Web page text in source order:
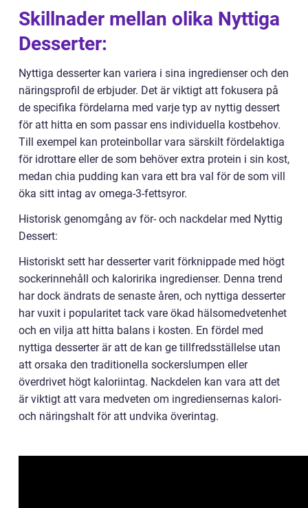
Skillnader mellan olika Nyttiga
Desserter:
Nyttiga desserter kan variera i sina ingredienser och den
näringsprofil de erbjuder. Det är viktigt att fokusera på
de specifika fördelarna med varje typ av nyttig dessert
för att hitta en som passar ens individuella kostbehov.
Till exempel kan proteinbollar vara särskilt fördelaktiga
för idrottare eller de som behöver extra protein i sin kost,
medan chia pudding kan vara ett bra val för de som vill
öka sitt intag av omega-3-fettsyror.
Historisk genomgång av för- och nackdelar med Nyttig
Dessert:
Historiskt sett har desserter varit förknippade med högt
sockerinnehåll och kaloririka ingredienser. Denna trend
har dock ändrats de senaste åren, och nyttiga desserter
har vuxit i popularitet tack vare ökad hälsomedvetenhet
och en vilja att hitta balans i kosten. En fördel med
nyttiga desserter är att de kan ge tillfredsställelse utan
att orsaka den traditionella sockerslumpen eller
överdrivet högt kaloriintag. Nackdelen kan vara att det
är viktigt att vara medveten om ingrediensernas kalori-
och näringshalt för att undvika överintag.